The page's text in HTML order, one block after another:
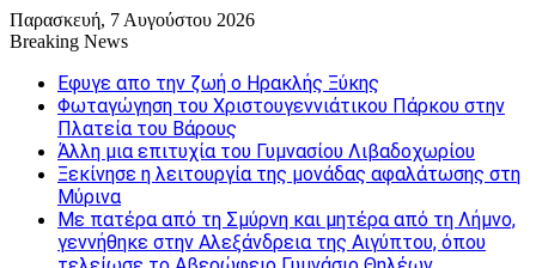
Παρασκευή, 7 Αυγούστου 2026
Breaking News
Εφυγε απο την ζωή o Ηρακλής Ξύκης
Φωταγώγηση του Χριστουγεννιάτικου Πάρκου στην
Πλατεία του Βάρους
Άλλη μια επιτυχία του Γυμνασίου Λιβαδοχωρίου
Ξεκίνησε η λειτουργία της μονάδας αφαλάτωσης στη
Μύρινα
Με πατέρα από τη Σμύρνη και μητέρα από τη Λήμνο,
γεννήθηκε στην Αλεξάνδρεια της Αιγύπτου, όπου